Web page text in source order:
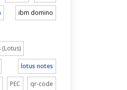
ibm domino
lotus notes
PEC qr-code